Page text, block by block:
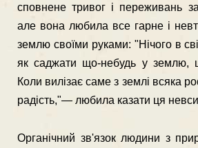
сповнене тривог і переживань за
але вона любила все гарне і
землю своїми руками: "Нічого в
як саджати що-небудь у землю,
Коли вилізає саме з землі всяка
радість,"— любила каза­ти ця
Органічний зв'язок людини з